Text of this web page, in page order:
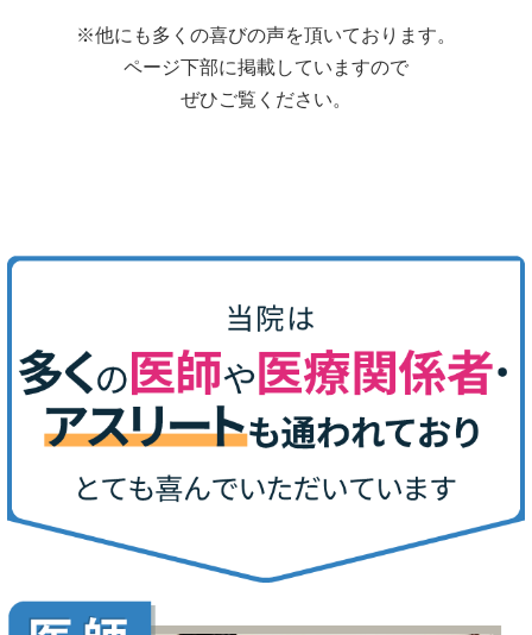
※他にも多くの喜びの声を頂いております。
ページ下部に掲載していますので
ぜひご覧ください。